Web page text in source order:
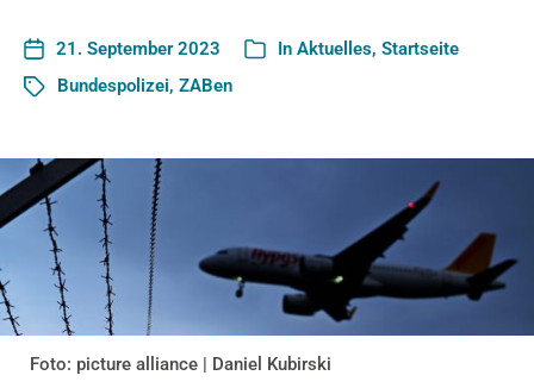
21. September 2023 In Aktuelles, Startseite
Bundespolizei, ZABen
Foto: picture alliance | Daniel Kubirski